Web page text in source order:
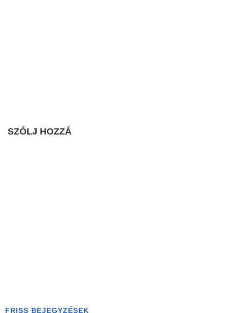
SZÓLJ HOZZÁ
FRISS BEJEGYZÉSEK